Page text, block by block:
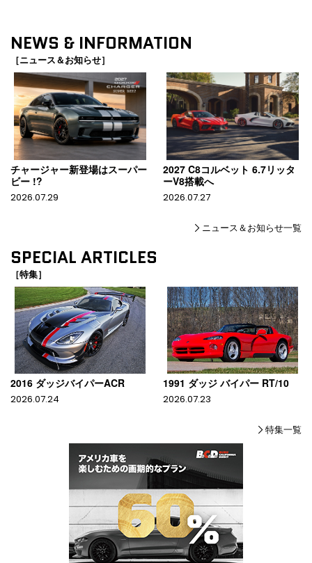
NEWS & INFORMATION
［ニュース＆お知らせ］
チャージャー新登場はスーパー
ビー !?
2026.07.29
2027 C8コルベット 6.7リッタ
ーV8搭載へ
2026.07.27
ニュース＆お知らせ一覧
SPECIAL ARTICLES
［特集］
2016 ダッジバイパーACR
2026.07.24
1991 ダッジ バイパー RT/10
2026.07.23
特集一覧